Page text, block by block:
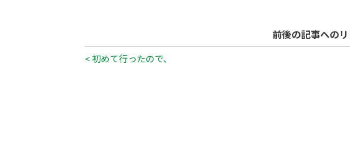
前後の記事への
< 初めて行ったので、